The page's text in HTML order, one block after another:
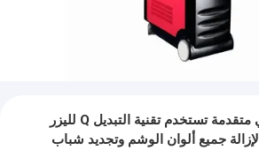
آلة تجميل ليزر كسري متقدمة تستخدم تقنية التبديل Q لليزر
البيكو ثانية ND YAG لإزالة جميع ألوان الوشم وتجديد شباب